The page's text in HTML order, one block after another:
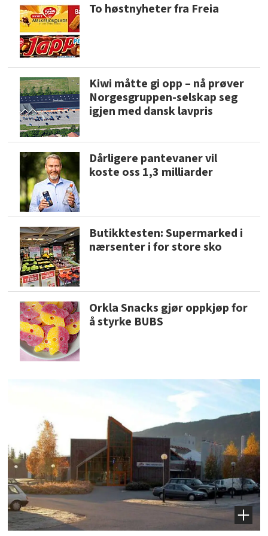
To høstnyheter fra Freia
Kiwi måtte gi opp – nå prøver
Norgesgruppen-selskap seg
igjen med dansk lavpris
Dårligere pantevaner vil
koste oss 1,3 milliarder
Butikktesten: Supermarked i
nærsenter i for store sko
Orkla Snacks gjør oppkjøp for
å styrke BUBS